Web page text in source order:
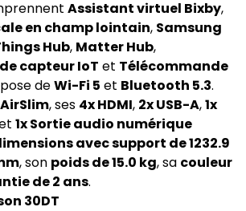
Assistant virtuel Bixby,
en champ lointain, Samsung
Hub, Matter Hub,
capteur IoT et Télécommande
deWi-Fi 5 et Bluetooth 5.3.
AirSlim, ses 4x HDMI, 2x USB-A,1x
1x Sortie audio numérique
avec support de 1232.9
, son poids de 15.0 kg, sa couleur
de 2 ans.
30DT